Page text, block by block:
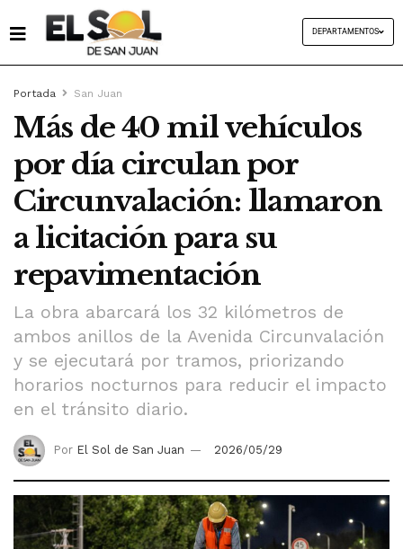
DEPARTAMENTOS
Portada San Juan
Más de 40 mil vehículos
por día circulan por
Circunvalación: llamaron
a licitación para su
repavimentación
La obra abarcará los 32 kilómetros de
ambos anillos de la Avenida Circunvalación
y se ejecutará por tramos, priorizando
horarios nocturnos para reducir el impacto
en el tránsito diario.
Por El Sol de San Juan 2026/05/29